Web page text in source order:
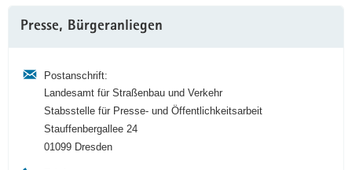
Information
Presse, Bürgeranliegen
Postanschrift:
Landesamt für Straßenbau und Verkehr
Stabsstelle für Presse- und Öffentlichkeitsarbeit
Stauffenbergallee 24
01099 Dresden